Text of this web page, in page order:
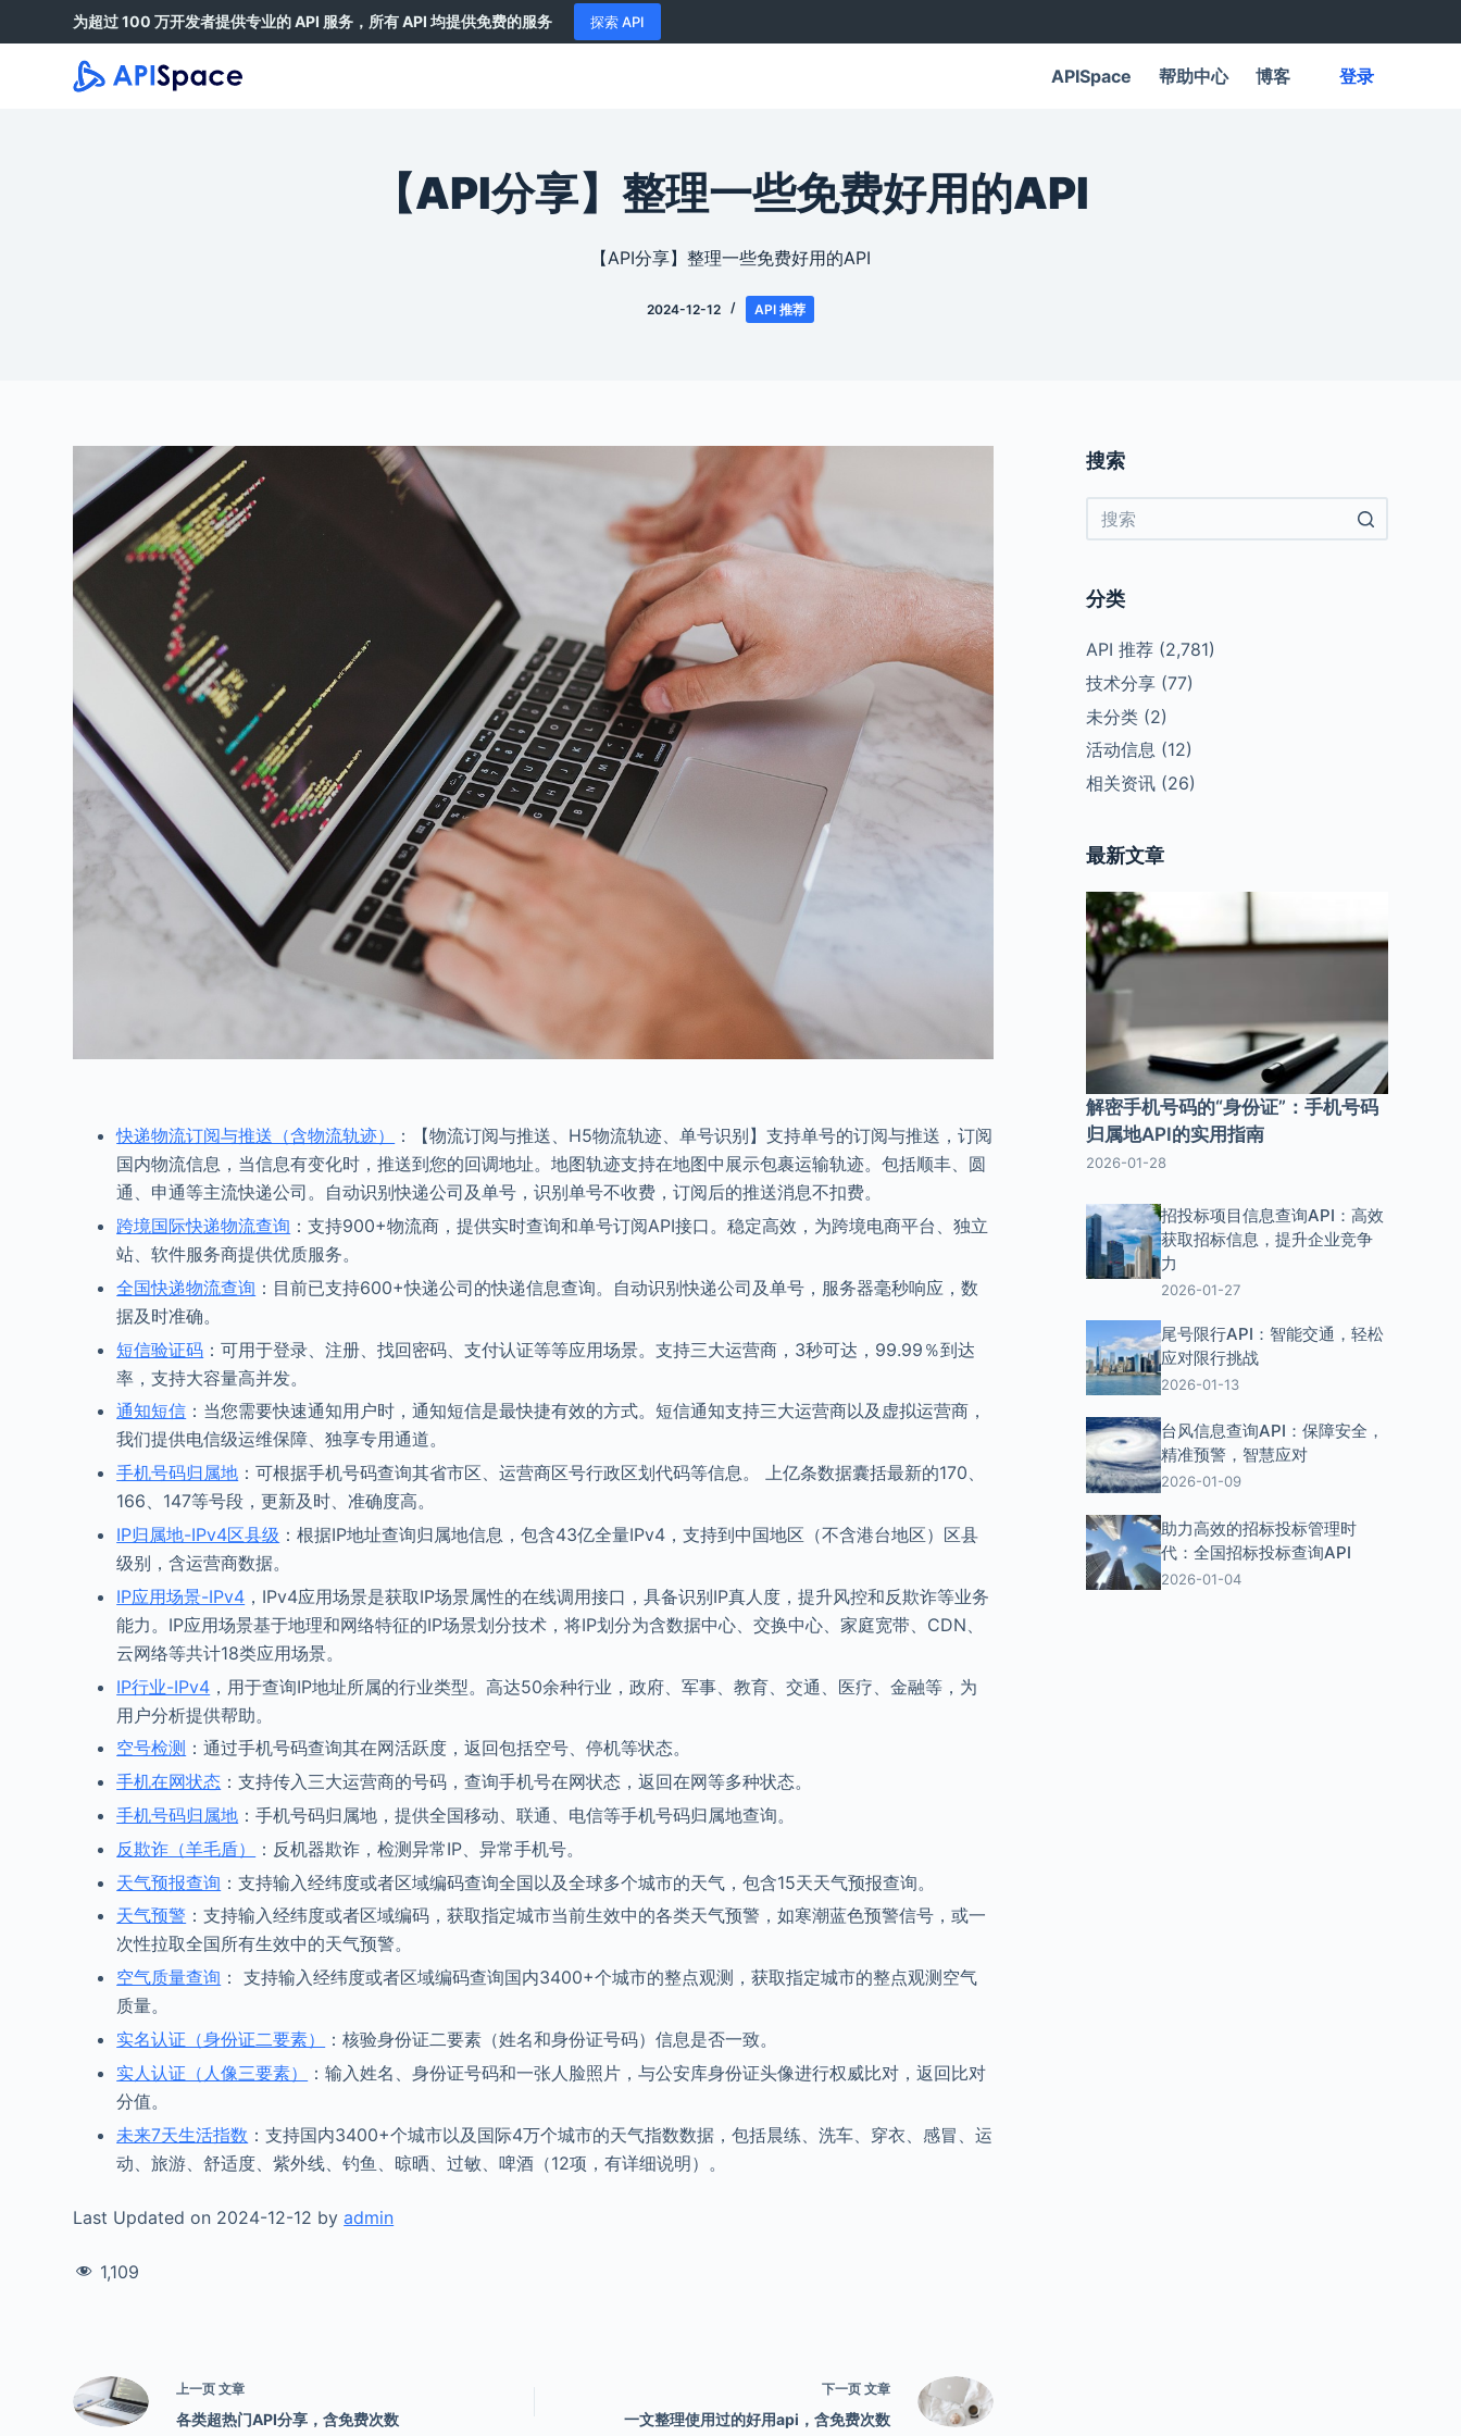
为超过 100 万开发者提供专业的 API 服务，所有 API 均提供免费的服务 探索 API
APISpace 帮助中心 博客 登录
【API分享】整理一些免费好用的API
【API分享】整理一些免费好用的API
2024-12-12 API 推荐
快递物流订阅与推送（含物流轨迹）
：【物流订阅与推送、H5物流轨迹、单号识别】支持单号的订阅与推送，订阅
国内物流信息，当信息有变化时，推送到您的回调地址。地图轨迹支持在地图中展示包裹运输轨迹。包括顺丰、圆
通、申通等主流快递公司。自动识别快递公司及单号，识别单号不收费，订阅后的推送消息不扣费。
跨境国际快递物流查询 ：支持900+物流商，提供实时查询和单号订阅API接口。稳定高效，为跨境电商平台、独立
站、软件服务商提供优质服务。
全国快递物流查询 ：目前已支持600+快递公司的快递信息查询。自动识别快递公司及单号，服务器毫秒响应，数
据及时准确。
短信验证码 ：可用于登录、注册、找回密码、支付认证等等应用场景。支持三大运营商，3秒可达，99.99％到达
率，支持大容量高并发。
通知短信 ：当您需要快速通知用户时，通知短信是最快捷有效的方式。短信通知支持三大运营商以及虚拟运营商，
我们提供电信级运维保障、独享专用通道。
手机号码归属地 ：可根据手机号码查询其省市区、运营商区号行政区划代码等信息。 上亿条数据囊括最新的170、
166、147等号段，更新及时、准确度高。
IP归属地-IPv4区县级 ：根据IP地址查询归属地信息，包含43亿全量IPv4，支持到中国地区（不含港台地区）区县
级别，含运营商数据。
IP应用场景-IPv4 ，IPv4应用场景是获取IP场景属性的在线调用接口，具备识别IP真人度，提升风控和反欺诈等业务
能力。IP应用场景基于地理和网络特征的IP场景划分技术，将IP划分为含数据中心、交换中心、家庭宽带、CDN、
云网络等共计18类应用场景。
IP行业-IPv4 ，用于查询IP地址所属的行业类型。高达50余种行业，政府、军事、教育、交通、医疗、金融等，为
用户分析提供帮助。
空号检测 ：通过手机号码查询其在网活跃度，返回包括空号、停机等状态。
手机在网状态 ：支持传入三大运营商的号码，查询手机号在网状态，返回在网等多种状态。
手机号码归属地 ：手机号码归属地，提供全国移动、联通、电信等手机号码归属地查询。
反欺诈（羊毛盾）
：反机器欺诈，检测异常IP、异常手机号。
天气预报查询 ：支持输入经纬度或者区域编码查询全国以及全球多个城市的天气，包含15天天气预报查询。
天气预警 ：支持输入经纬度或者区域编码，获取指定城市当前生效中的各类天气预警，如寒潮蓝色预警信号，或一
次性拉取全国所有生效中的天气预警。
空气质量查询 ： 支持输入经纬度或者区域编码查询国内3400+个城市的整点观测，获取指定城市的整点观测空气
质量。
实名认证（身份证二要素）
：核验身份证二要素（姓名和身份证号码）信息是否一致。
实人认证（人像三要素）
：输入姓名、身份证号码和一张人脸照片，与公安库身份证头像进行权威比对，返回比对
分值。
未来7天生活指数 ：支持国内3400+个城市以及国际4万个城市的天气指数数据，包括晨练、洗车、穿衣、感冒、运
动、旅游、舒适度、紫外线、钓鱼、晾晒、过敏、啤酒（12项，有详细说明）。
Last Updated on 2024-12-12 byadmin
1,109
上一页文章
各类超热门API分享，含免费次数
下一页 文章
一文整理使用过的好用api，含免费次数
搜索
分类
API 推荐(2,781)
技术分享(77)
未分类(2)
活动信息 (12)
相关资讯(26)
最新文章
解密手机号码的“身份证”：手机号码
归属地API的实用指南
2026-01-28
招投标项目信息查询API：高效
获取招标信息，提升企业竞争
力
2026-01-27
尾号限行API：智能交通，轻松
应对限行挑战
2026-01-13
台风信息查询API：保障安全，
精准预警，智慧应对
2026-01-09
助力高效的招标投标管理时
代：全国招标投标查询API
2026-01-04